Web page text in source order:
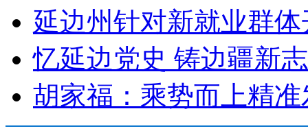
延边州针对新就业群
忆延边党史 铸边疆新
胡家福：乘势而上精